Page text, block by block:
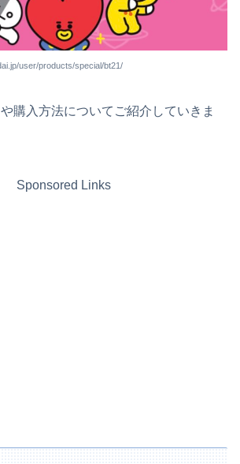
user/products/special/bt21/
購入方法についてご紹介していきま
Sponsored Links